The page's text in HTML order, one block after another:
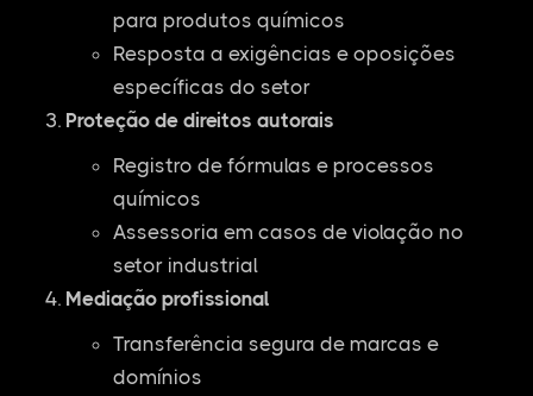
para produtos químicos
Resposta a exigências e oposições
específicas do setor
Proteção de direitos autorais
Registro de fórmulas e processos
químicos
Assessoria em casos de violação no
setor industrial
Mediação profissional
Transferência segura de marcas e
domínios